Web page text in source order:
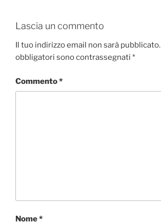
Lascia un commento
Il tuo indirizzo email non sarà pubblicato.
obbligatori sono contrassegnati *
Commento*
Nome*